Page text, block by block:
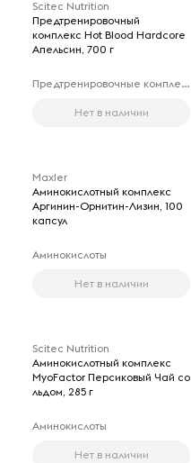
Scitec Nutrition
Предтренировочный
комплекс Hot Blood Hardcore
Апельсин, 700 г
Предтренировочные комплексы
Нет в наличии
Maxler
Аминокислотный комплекс
Аргинин-Орнитин-Лизин, 100
капсул
Аминокислоты
Нет в наличии
Scitec Nutrition
Аминокислотный комплекс
MyoFactor Персиковый Чай со
льдом, 285 г
Аминокислоты
Нет в наличии